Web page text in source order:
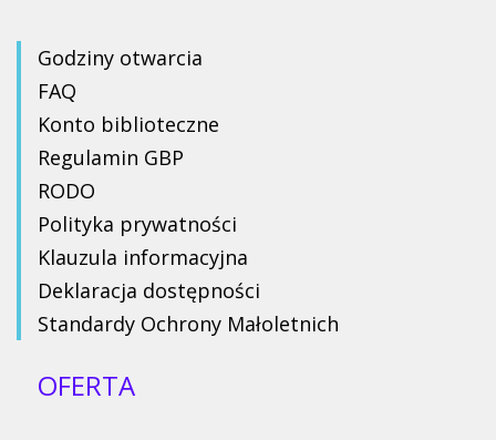
Godziny otwarcia
FAQ
Konto biblioteczne
Regulamin GBP
RODO
Polityka prywatności
Klauzula informacyjna
Deklaracja dostępności
Standardy Ochrony Małoletnich
OFERTA